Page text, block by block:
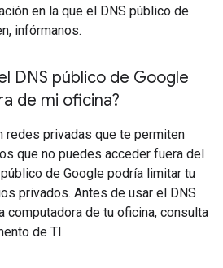
en la que el DNS público de
infórmanos.
DNS público de Google
de mi oficina?
redes privadas que te permiten
que no puedes acceder fuera del
de Google podría limitar tu
privados. Antes de usar el DNS
computadora de tu oficina, consulta
de TI.